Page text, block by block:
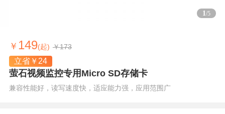
1/5
￥ 149(起) ￥173
立省￥ 24
萤石视频监控专用Micro SD存储卡
兼容性能好，读写速度快，适应能力强，应用范围广